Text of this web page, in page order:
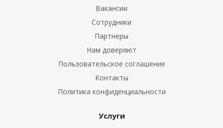
Вакансии
Сотрудники
Партнеры
Нам доверяют
Пользовательское соглашение
Контакты
Политика конфиденциальности
Услуги